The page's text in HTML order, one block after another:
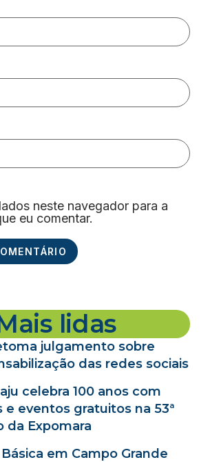
neste navegador para a
eu comentar.
lidas
julgamento sobre
das redes sociais
celebra 100 anos com
e eventos gratuitos na 53ª
da Expomara
em Campo Grande